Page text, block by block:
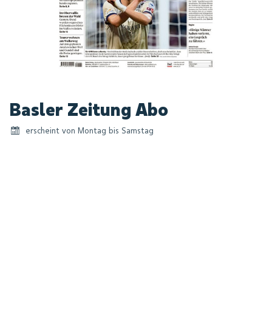
Anfang
Bildgalerie
Basler Zeitung Abo
erscheint von Montag bis Samstag